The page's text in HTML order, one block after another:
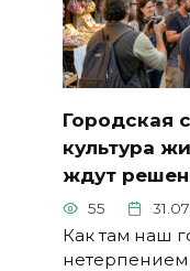
Городская
культура
ждут
55
Как там наш
нетерпением